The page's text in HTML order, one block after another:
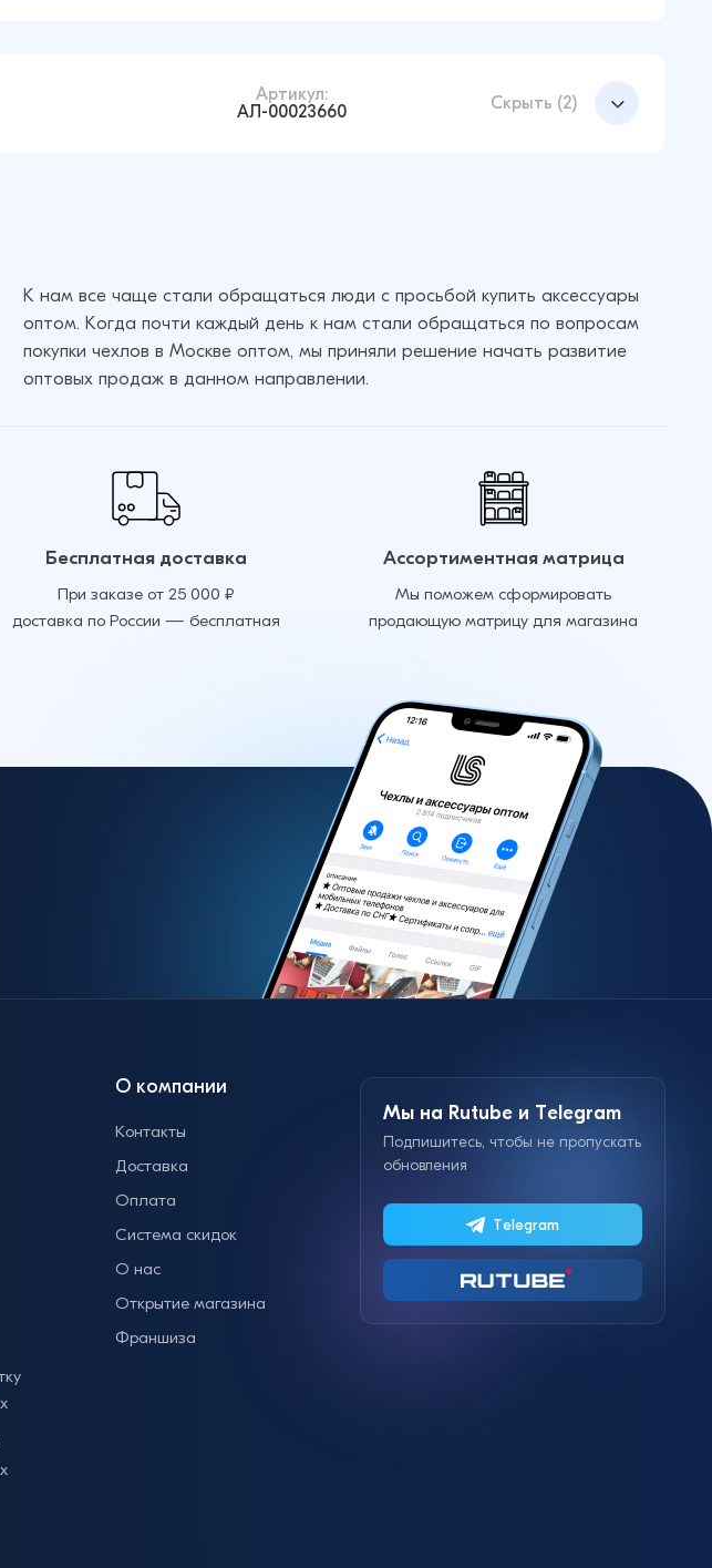
Добавить в корзину
Добавить в корзину
Добавить в корзину
Добавить в корзину
Артикул:
АЛ-00023660
Скрыть (2)
К нам все чаще стали обращаться люди с просьбой купить аксессуары
оптом. Когда почти каждый день к нам стали обращаться по вопросам
покупки чехлов в Москве оптом, мы приняли решение начать развитие
оптовых продаж в данном направлении.
Бесплатная доставка
При заказе от 25 000 ₽
доставка по России — бесплатная
Ассортиментная матрица
Мы поможем сформировать
продающую матрицу для магазина
О компании
Контакты
Доставка
Оплата
Система скидок
О нас
Открытие магазина
Франшиза
Мы на Rutube и Telegram
Подпишитесь, чтобы не пропускать
обновления
Telegram